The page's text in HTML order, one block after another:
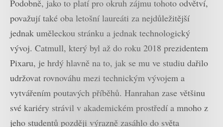
Podobně, jako to platí pro okruh zájmu tohoto odvětví,
považují také oba letošní laureáti za nejdůležitější
jednak uměleckou stránku a jednak technologický
vývoj. Catmull, který byl až do roku 2018 prezidentem
Pixaru, je hrdý hlavně na to, jak se mu ve studiu dařilo
udržovat rovnováhu mezi technickým vývojem a
vytvářením poutavých příběhů. Hanrahan zase většinu
své kariéry strávil v akademickém prostředí a mnoho z
jeho studentů později výrazně zasáhlo do světa